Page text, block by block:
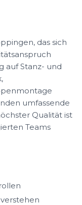
das sich
auf Stanz- und
umfassende
Qualität ist
Teams